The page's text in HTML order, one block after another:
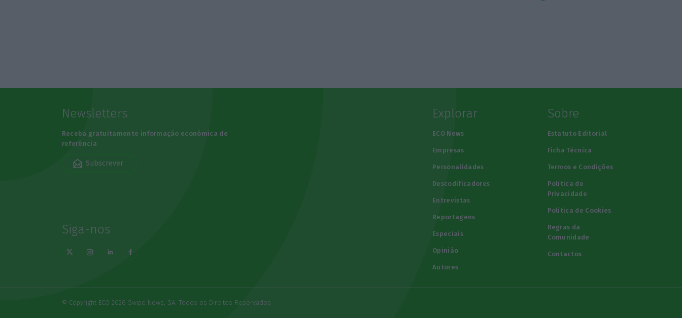
Newsletters
Receba gratuitamente informação económica de
referência
Subscrever
Siga-nos
Explorar
ECO News
Empresas
Personalidades
Descodificadores
Entrevistas
Reportagens
Especiais
Opinião
Autores
Sobre
Estatuto Editorial
Ficha Técnica
Termos e Condições
Política de
Privacidade
Política de Cookies
Regras da
Comunidade
Contactos
© Copyright ECO 2026 Swipe News, SA. Todos os Direitos Reservados